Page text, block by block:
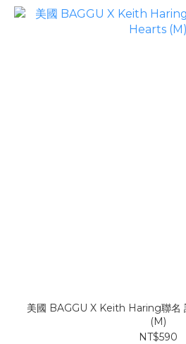
美國 BAGGU X Keith Haring聯名
(M)
NT$590